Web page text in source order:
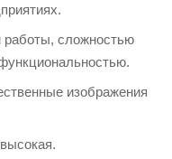
работы, сложностью
изображения